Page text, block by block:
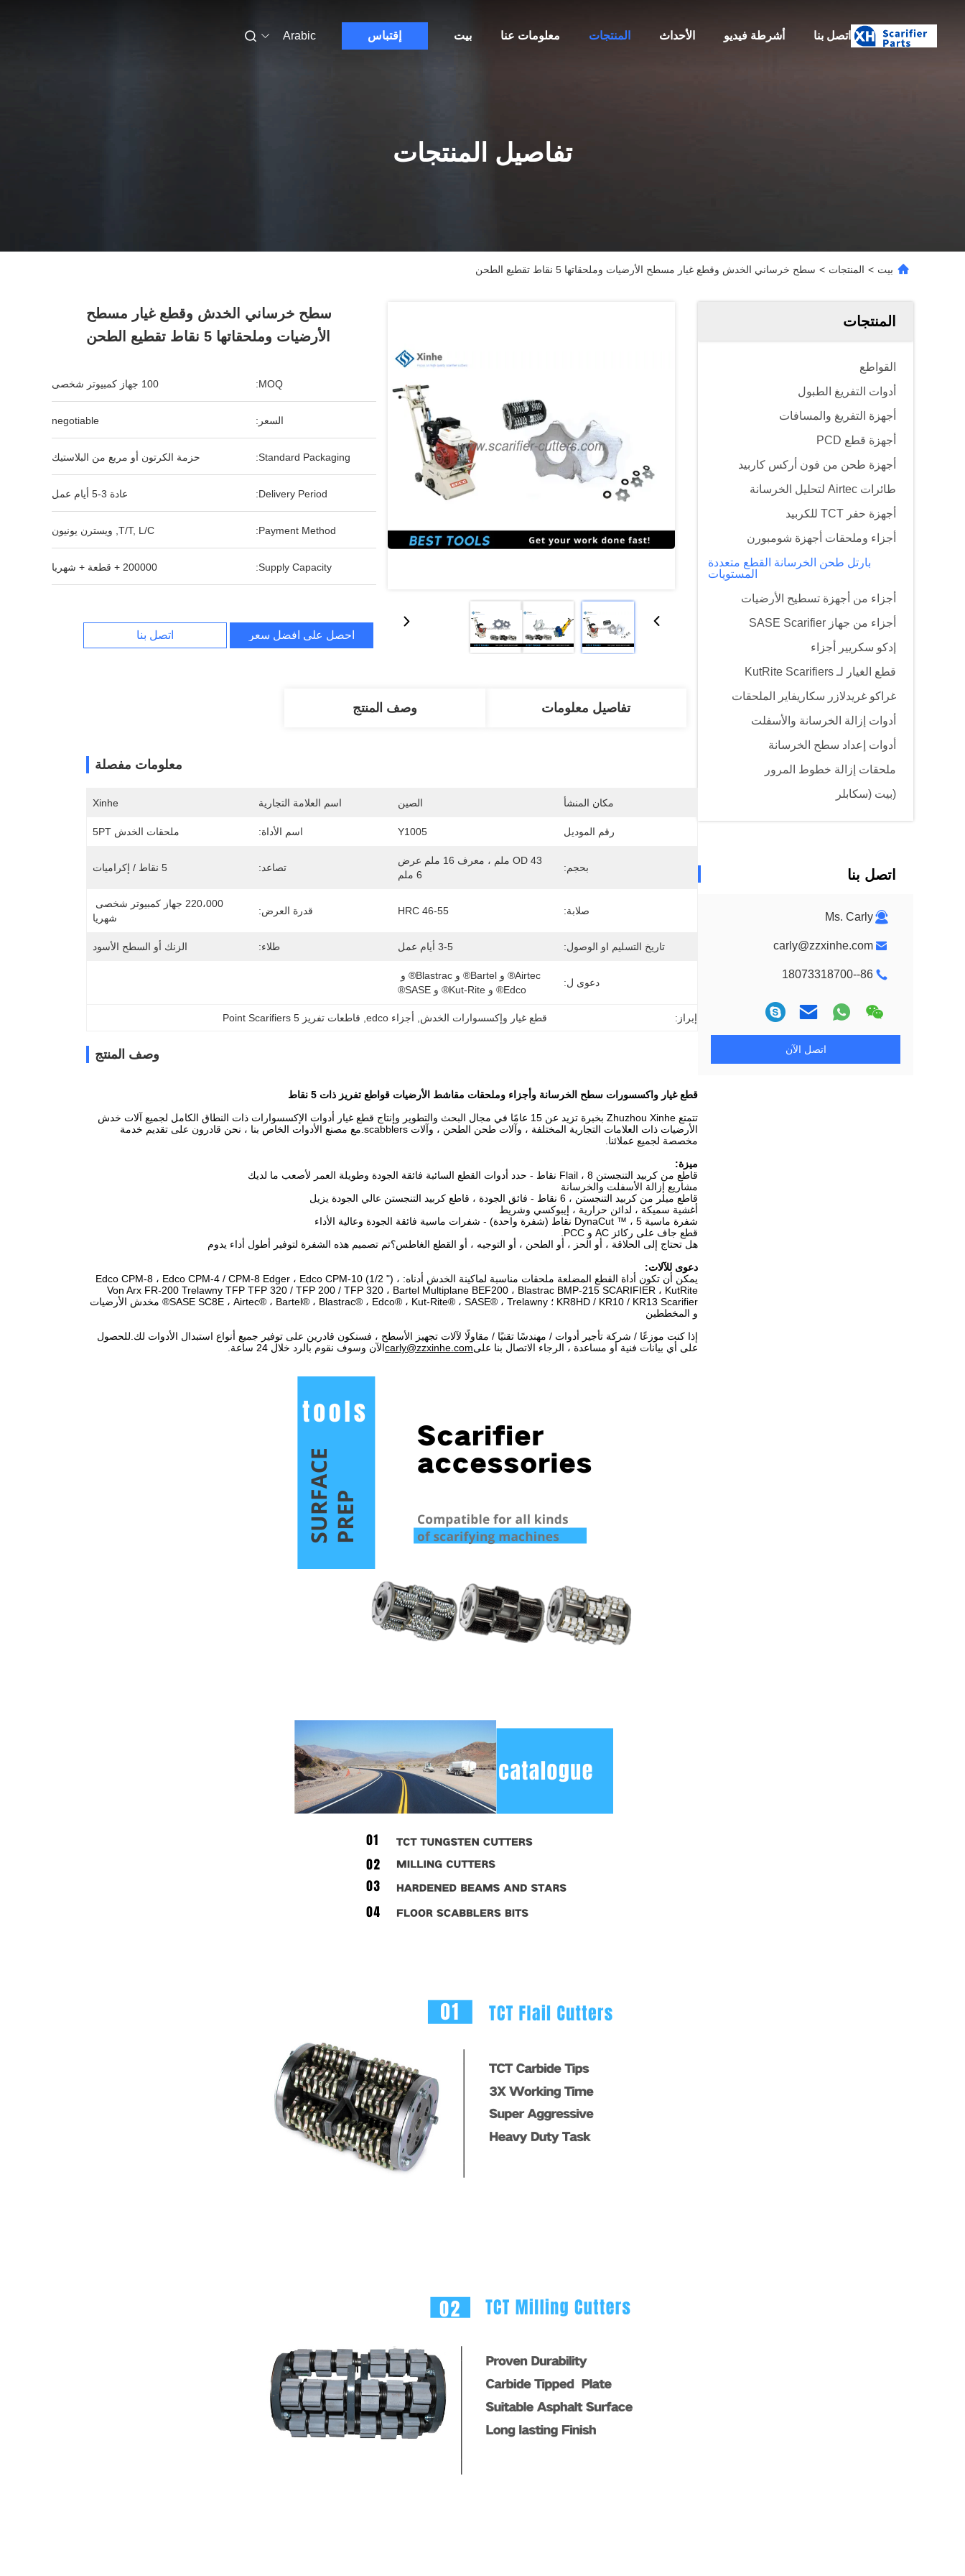
بيت معلومات عنا المنتجات الأحداث أشرطة فيديو اتصل بنا إقتباس Arabic
تفاصيل المنتجات
بيت > المنتجات > سطح خرساني الخدش وقطع غيار مسطح الأرضيات وملحقاتها 5 نقاط تقطيع الطحن
المنتجات
القواطع
أدوات التفريغ الطبول
أجهزة التفريغ والمسافات
أجهزة قطع PCD
أجهزة طحن من فون أركس كاربيد
طائرات Airtec لتحليل الخرسانة
أجهزة حفر TCT للكربيد
أجزاء وملحقات أجهزة شومبورن
بارتل طحن الخرسانة القطع متعددة
المستويات
أجزاء من أجهزة تسطيح الأرضيات
أجزاء من جهاز SASE Scarifier
إدكو سكريير أجزاء
قطع الغيار لـ KutRite Scarifiers
غراكو غريدلازر سكاريفاير الملحقات
أدوات إزالة الخرسانة والأسفلت
أدوات إعداد سطح الخرسانة
ملحقات إزالة خطوط المرور
(بيت (سكابلر
اتصل بنا
Ms. Carly
carly@zzxinhe.com
86--18073318700
اتصل الآن
سطح خرساني الخدش وقطع غيار مسطح
الأرضيات وملحقاتها 5 نقاط تقطيع الطحن
MOQ: 100 جهاز كمبيوتر شخصى
السعر: negotiable
Standard Packaging: حزمة الكرتون أو مربع من البلاستيك
Delivery Period: عادة 3-5 أيام عمل
Payment Method: T/T, L/C, ويسترن يونيون
Supply Capacity: 200000 + قطعة + شهريا
احصل على افضل سعر اتصل بنا
تفاصيل معلومات وصف المنتج
معلومات مفصلة
مكان المنشأ الصين اسم العلامة التجارية Xinhe
رقم الموديل Y1005 اسم الأداة: ملحقات الخدش 5PT
بحجم:
6 ملم
تصاعد: 5 نقاط / إكراميات
صلابة: 46-55 HRC قدرة العرض:
شهريا
تاريخ التسليم او الوصول: 3-5 أيام عمل طلاء: الزنك أو السطح الأسود
دعوى ل:
Edco® و Kut-Rite® و SASE®
إبراز: قطع غيار وإكسسوارات الخدش أجزاء edco قاطعات تفريز 5 Point Scarifiers
وصف المنتج
قطع غيار واكسسورات سطح الخرسانة وأجزاء وملحقات مقاشط الأرضيات قواطع تفريز ذات 5 نقاط
تتمتع Zhuzhou Xinhe بخبرة تزيد عن 15 عامًا في مجال البحث والتطوير وإنتاج قطع غيار أدوات الإكسسوارات ذات النطاق الكامل لجميع آلات خدش
الأرضيات ذات العلامات التجارية المختلفة ، وآلات طحن الطحن ، وآلات scabblers.مع مصنع الأدوات الخاص بنا ، نحن قادرون على تقديم خدمة
مخصصة لجميع عملائنا.
ميزة:
قاطع من كربيد التنجستن Flail ، 8 نقاط - حدد أدوات القطع السائبة فائقة الجودة وطويلة العمر لأصعب ما لديك
مشاريع إزالة الأسفلت والخرسانة
قاطع ميلر من كربيد التنجستن ، 6 نقاط - فائق الجودة ، قاطع كربيد التنجستن عالي الجودة يزيل
أغشية سميكة ، لدائن حرارية ، إيبوكسي وشريط
شفرة ماسية DynaCut ™ ، 5 نقاط (شفرة واحدة) - شفرات ماسية فائقة الجودة وعالية الأداء
قطع جاف على ركائز AC و PCC.
هل تحتاج إلى الحلاقة ، أو الحز ، أو الطحن ، أو التوجيه ، أو القطع الغاطس؟تم تصميم هذه الشفرة لتوفير أطول أداء يدوم
دعوى للآلات:
يمكن أن تكون أداة القطع المضلعة ملحقات مناسبة لماكينة الخدش أدناه: Edco CPM-8 ، Edco CPM-4 / CPM-8 Edger ، Edco CPM-10 (1/2 ") ،
Von Arx FR-200 Trelawny TFP TFP 320 / TFP 200 / TFP 320 ، Bartel Multiplane BEF200 ، Blastrac BMP-215 SCARIFIER ، KutRite
KR8HD / KR10 / KR13 Scarifier ؛ SASE SC8E ، Airtec® ، Bartel® ، Blastrac® ، Edco® ، Kut-Rite® ، SASE® ، Trelawny® مخدش الأرضيات
و المخططين
إذا كنت موزعًا / شركة تأجير أدوات / مهندسًا تقنيًا / مقاولًا لآلات تجهيز الأسطح ، فسنكون قادرين على توفير جميع أنواع استبدال الأدوات لك.للحصول
على أي بيانات فنية أو مساعدة ، الرجاء الاتصال بنا علىcarly@zzxinhe.comالآن وسوف نقوم بالرد خلال 24 ساعة.